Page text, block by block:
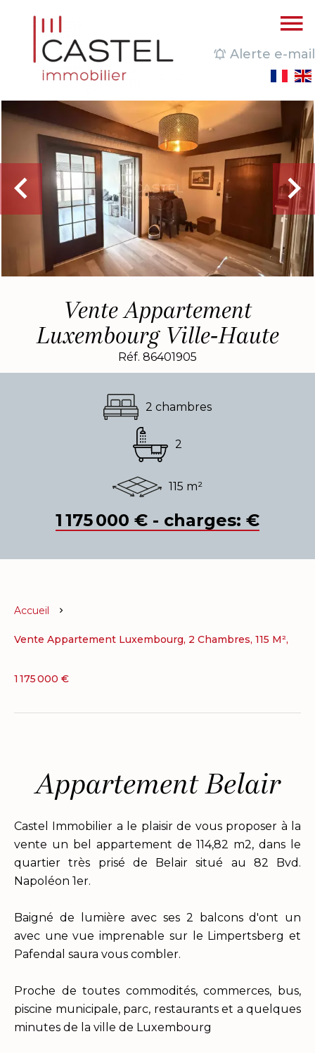
Alerte e-mail
Vente Appartement
Luxembourg Ville-Haute
Réf. 86401905
2 chambres
2
115 m²
1 175 000 € - charges: €
Accueil
Vente Appartement Luxembourg, 2 Chambres, 115 M²,
1 175 000 €
Appartement Belair
Castel Immobilier a le plaisir de vous proposer à la
vente un bel appartement de 114,82 m2, dans le
quartier très prisé de Belair situé au 82 Bvd.
Napoléon 1er.
Baigné de lumière avec ses 2 balcons d'ont un
avec une vue imprenable sur le Limpertsberg et
Pafendal saura vous combler.
Proche de toutes commodités, commerces, bus,
piscine municipale, parc, restaurants et a quelques
minutes de la ville de Luxembourg